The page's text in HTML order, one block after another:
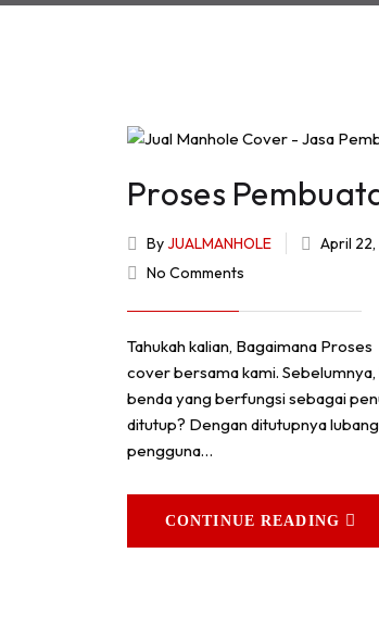
Proses
ByJUALMANHOLE April
No Comments
Tahukah kalian, Bagaimana
cover bersama kami.
benda yang berfungsi sebagai
ditutup? Dengan ditutupnya
pengguna…
CONTINUE READING